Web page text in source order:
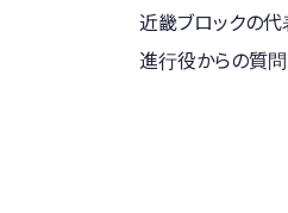
近畿ブロックの代
進行役からの質問